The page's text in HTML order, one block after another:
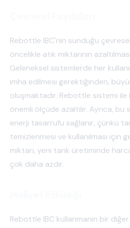
Rebottle IBC'nin sunduğu
öncelikle atık miktarının
Geleneksel sistemlerde her
imha edilmesi gerektiğinden,
oluşmaktadır. Rebottle sistemi ile
önemli ölçüde azaltılır. Ayrıca,
enerji tasarrufu sağlanır, çünkü
temizlenmesi ve kullanılması için
miktarı, yeni tank üretiminde
çok daha azdır.
Rebottle IBC kullanmanın bir